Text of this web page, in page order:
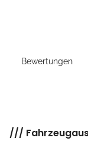
Bewertungen
///